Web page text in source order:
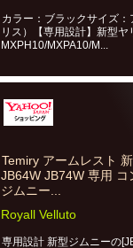
カラー：ブラックサイズ
リス）【専用設計】新型ヤ
MXPH10/MXPA10/M...
Temiry アームレスト
JB64W JB74W 専用 コ
ジムニー...
Royall Velluto
専用設計 新型ジムニーの